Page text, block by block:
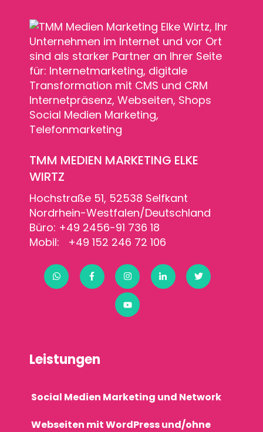
TMM MEDIEN MARKETING ELKE
WIRTZ
Hochstraße 51, 52538 Selfkant
Nordrhein-Westfalen/Deutschland
Büro: +49 2456-91 736 18
Mobil: +49 152 246 72 106
Leistungen
Social Medien Marketing und Network
Webseiten mit WordPress und/ohne